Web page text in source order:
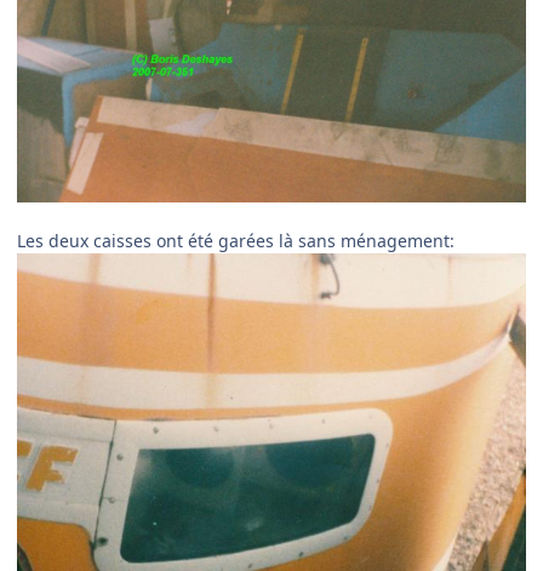
Les deux caisses ont été garées là sans ménagement: